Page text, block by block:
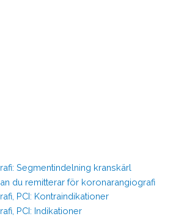
Segmentindelning kranskärl
du remitterar för koronarangiografi
PCI: Kontraindikationer
PCI: Indikationer